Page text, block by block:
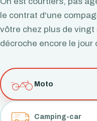
le contrat d'une
vôtre chez plus de
décroche encore le jour
Moto
Camping-car